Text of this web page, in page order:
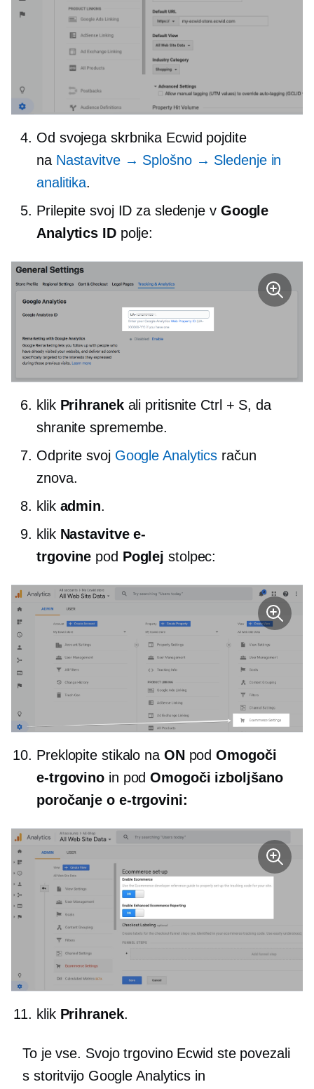
Od svojega skrbnika Ecwid pojdite
na Nastavitve → Splošno → Sledenje in
analitika.
Prilepite svoj ID za sledenje v Google
Analytics IDpolje:
klik Prihranekali pritisnite Ctrl + S, da
shranite spremembe.
Odprite svoj Google Analytics račun
znova.
klik admin.
klik Nastavitve e-
trgovine pod Poglej stolpec:
Preklopite stikalo na ONpodOmogoči
e-trgovino in podOmogoči izboljšano
poročanje o e-trgovini:
klik Prihranek.
To je vse. Svojo trgovino Ecwid ste povezali
s storitvijo Google Analytics in